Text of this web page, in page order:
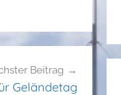
Beitrag
Geländetag